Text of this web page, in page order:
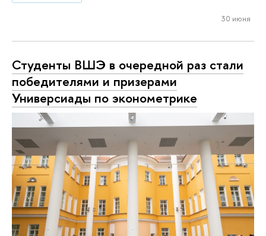
30 июня
Студенты ВШЭ в очередной раз стали
победителями и призерами
Универсиады по эконометрике